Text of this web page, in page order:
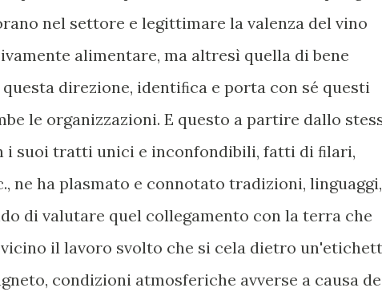
nel settore e legittimare la valenza del vino
alimentare, ma altresì quella di bene
direzione, identiﬁca e porta con sé questi
le organizzazioni. E questo a partire dallo
i suoi tratti unici e inconfondibili, fatti di ﬁlari,
ne ha plasmato e connotato tradizioni, linguaggi,
di valutare quel collegamento con la terra che
il lavoro svolto che si cela dietro
condizioni atmosferiche avverse a causa